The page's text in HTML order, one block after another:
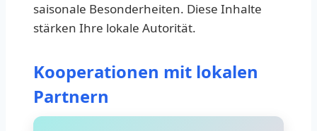
saisonale Besonderheiten. Diese Inhalte
stärken Ihre lokale Autorität.
Kooperationen mit lokalen
Partnern